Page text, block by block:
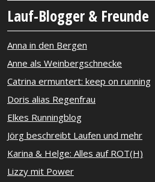
Lauf-Blogger & Freunde
Anna in den Bergen
Anne als Weinbergschnecke
Catrina ermuntert: keep on running
Doris alias Regenfrau
Elkes Runningblog
Jörg beschreibt Laufen und mehr
Karina & Helge: Alles auf ROT(H)
Lizzy mit Power